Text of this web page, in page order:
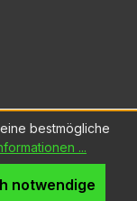
bestmögliche
...
notwendige